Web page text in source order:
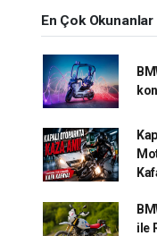
En Çok Okunanlar
ile